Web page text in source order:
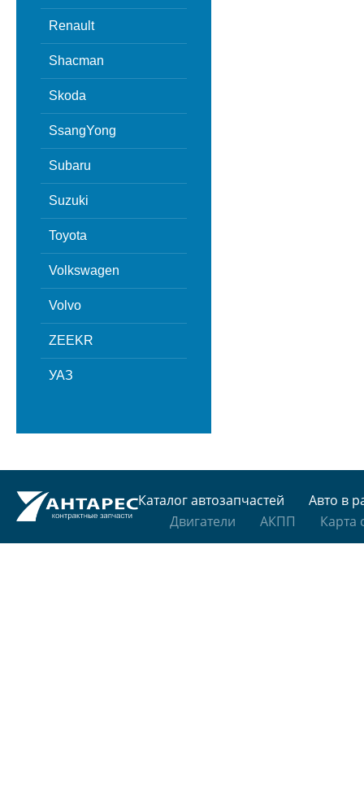
Renault
Shacman
Skoda
SsangYong
Subaru
Suzuki
Toyota
Volkswagen
Volvo
ZEEKR
УАЗ
Каталог автозапчастей
Авто в
Двигатели
АКПП Карта